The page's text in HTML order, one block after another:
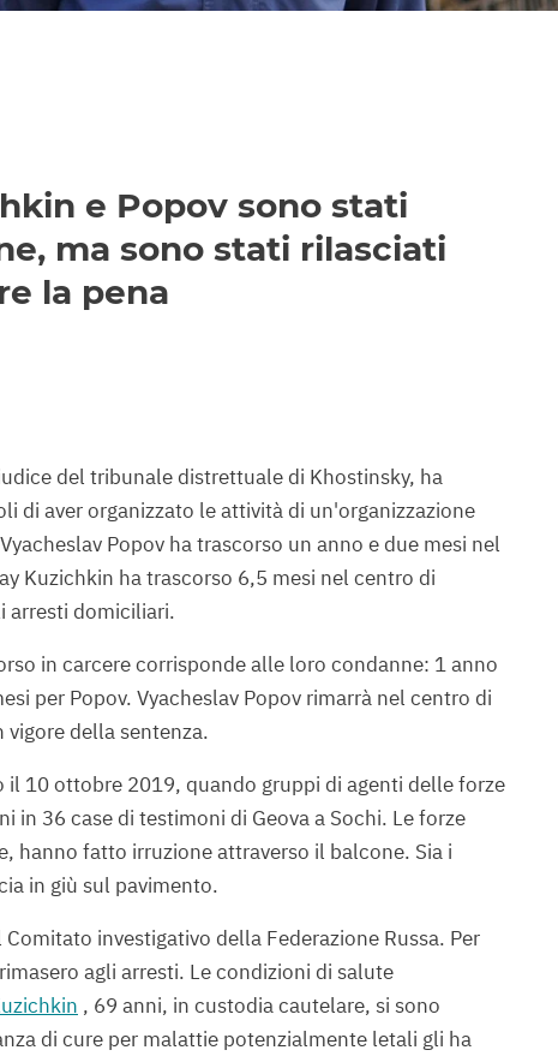
e Popov sono stati
ma sono stati rilasciati
la pena
del tribunale distrettuale di Khostinsky, ha
di aver organizzato le attività di un'organizzazione
Popov ha trascorso un anno e due mesi nel
Kuzichkin ha trascorso 6,5 mesi nel centro di
arresti domiciliari.
in carcere corrisponde alle loro condanne: 1 anno
per Popov. Vyacheslav Popov rimarrà nel centro di
della sentenza.
10 ottobre 2019, quando gruppi di agenti delle forze
36 case di testimoni di Geova a Sochi. Le forze
hanno fatto irruzione attraverso il balcone. Sia i
in giù sul pavimento.
investigativo della Federazione Russa. Per
agli arresti. Le condizioni di salute
, 69 anni, in custodia cautelare, si sono
di cure per malattie potenzialmente letali gli ha